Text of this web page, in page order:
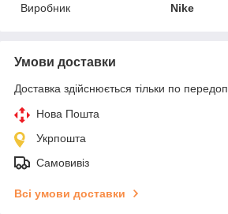
Виробник
Nike
Умови доставки
Доставка здійснюється тільки по
Нова Пошта
Укрпошта
Самовивіз
Всі умови доставки